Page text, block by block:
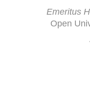
Emeritus
Open